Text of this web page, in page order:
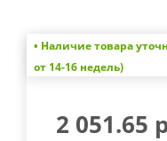
• Наличие товара
от 14-16 недель)
2 051.65